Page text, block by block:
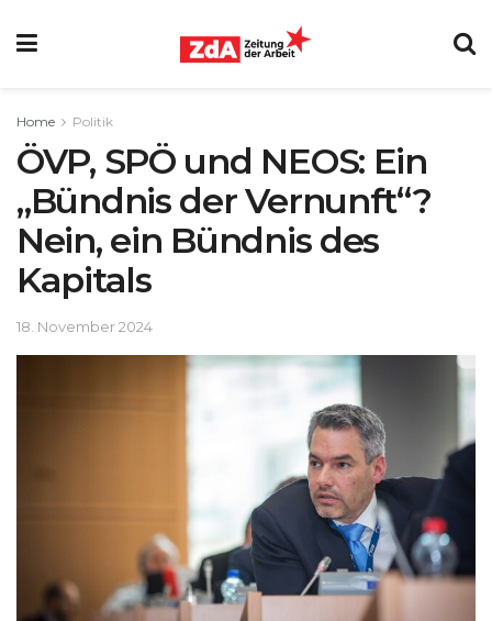
Home Politik
ÖVP, SPÖ und NEOS: Ein
„Bündnis der Vernunft“?
Nein, ein Bündnis des
Kapitals
18. November 2024